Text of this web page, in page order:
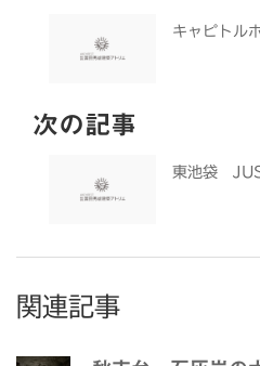
キャピトル
次の記事
東池袋
関連記事